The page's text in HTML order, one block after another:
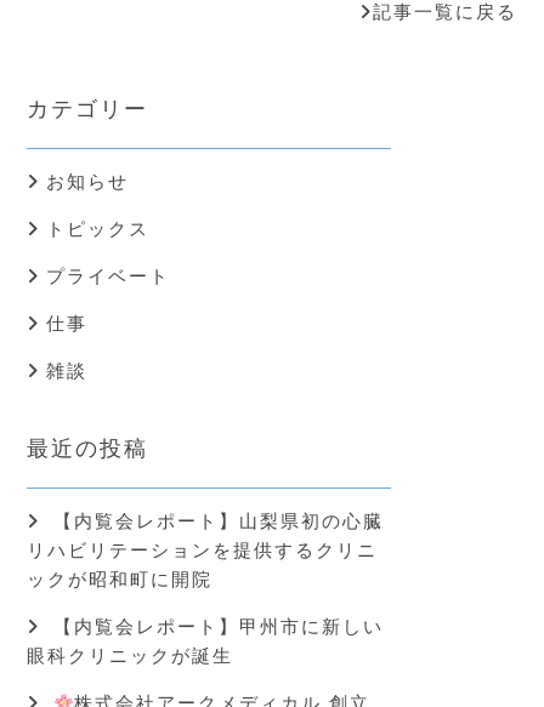
記事一覧に戻る
カテゴリー
お知らせ
トピックス
プライベート
仕事
雑談
最近の投稿
【内覧会レポート】山梨県初の心臓
リハビリテーションを提供するクリニ
ックが昭和町に開院
【内覧会レポート】甲州市に新しい
眼科クリニックが誕生
株式会社アークメディカル 創立